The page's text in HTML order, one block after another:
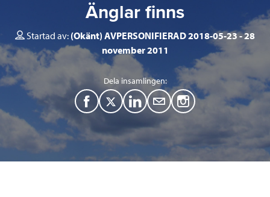
Änglar finns
Startad av: (Okänt) AVPERSONIFIERAD 2018-05-23 28
november 2011
Dela insamlingen:
F
T
L
i
M
a
i